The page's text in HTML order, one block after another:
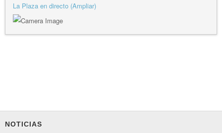
La Plaza en directo (Ampliar)
NOTICIAS